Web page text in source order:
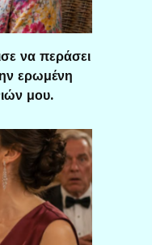
να περάσει
ερωμένη
μου.